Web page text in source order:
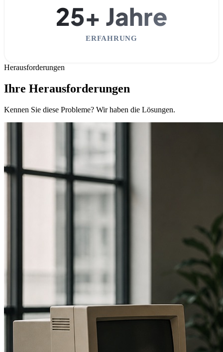
25+ Jahre
ERFAHRUNG
Herausforderungen
Ihre Herausforderungen
Kennen Sie diese Probleme? Wir haben die Lösungen.